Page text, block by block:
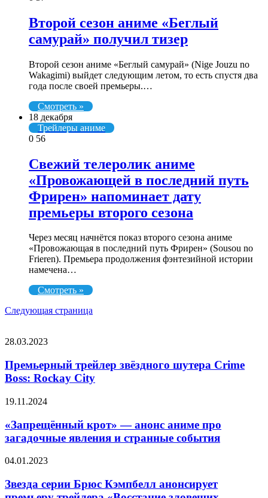
Второй сезон аниме «Беглый
самурай» получил тизер
Второй сезон аниме «Беглый самурай» (Nige Jouzu no
Wakagimi) выйдет следующим летом, то есть спустя два
года после своей премьеры.…
Смотреть »
18 декабря
Трейлеры аниме
0 56
Свежий телеролик аниме
«Провожающей в последний путь
Фрирен» напоминает дату
премьеры второго сезона
Через месяц начнётся показ второго сезона аниме
«Провожающая в последний путь Фрирен» (Sousou no
Frieren). Премьера продолжения фэнтезийной истории
намечена…
Смотреть »
Следующая страница
Премьерный
звёздного
шутера
Crime
Rockay
28.03.2023
Премьерный трейлер звёздного шутера Crime
Boss: Rockay City
«Запрещённый
—
анонс
аниме
загадочные
и
19.11.2024
«Запрещённый крот» — анонс аниме про
загадочные явления и странные события
Звезда
Брюс
Кэмпбелл
04.01.2023
Звезда серии Брюс Кэмпбелл анонсирует